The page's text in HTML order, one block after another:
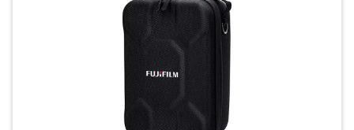
Rapor Bildir